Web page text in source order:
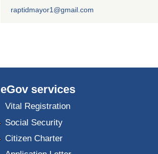
raptidmayor1@gmail.com
eGov services
Vital Registration
Social Security
Citizen Charter